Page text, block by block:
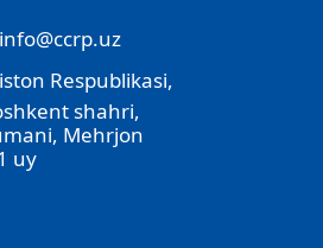
Respublikasi,
shahri,
Mehrjon
uy